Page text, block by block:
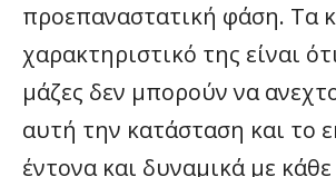
προεπαναστατική φάση. Τα
χαρακτηριστικό της είναι
μάζες δεν μπορούν να
αυτή την κατάσταση και το
έντονα και δυναμικά με